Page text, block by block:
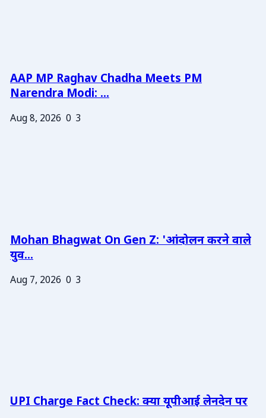
AAP MP Raghav Chadha Meets PM
Narendra Modi: ...
Aug 8, 2026 0 3
Mohan Bhagwat On Gen Z: 'आंदोलन करने वाले
युव...
Aug 7, 2026 0 3
UPI Charge Fact Check: क्या यूपीआई लेनदेन पर